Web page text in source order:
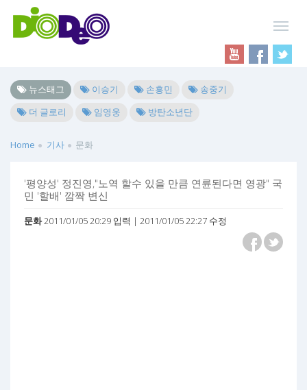
뉴스태그 이승기 손흥민
송중기
더 글로리
임영웅 방탄소년단
Home 기사 문화
'평양성' 정진영,"노역 할수 있을 만큼 연륜된다면 영광" 국
민 '할배' 깜짝 변신
문화2011/01/05 20:29 입력 | 2011/01/05 22:27 수정